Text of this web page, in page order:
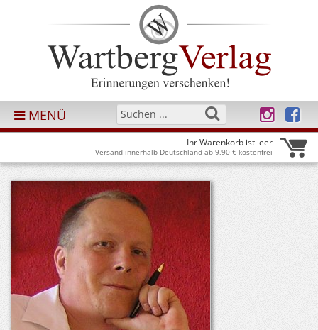
MENÜ
Ihr Warenkorb ist leer
Versand innerhalb Deutschland ab 9,90 € kostenfrei